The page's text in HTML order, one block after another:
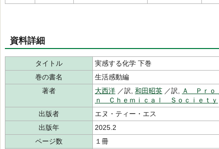
資料詳細
タイトル
実感する化学 下巻
巻の書名
生活感動編
著者
大西洋 ／訳, 和田昭英 ／訳,
Ａ Ｐｒｏ
ｎ Ｃｈｅｍｉｃａｌ Ｓｏｃｉｅｔｙ
出版者
エヌ・ティー・エス
出版年
2025.2
ページ数
１冊